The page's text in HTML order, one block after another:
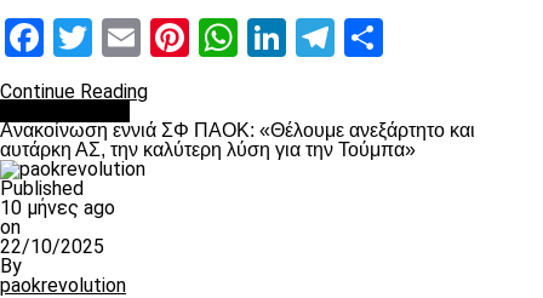
Facebook
Twitter
EmailPinterest
WhatsApp
LinkedIn
Telegram
Continue Reading
Ανακοίνωση εννιά ΣΦ ΠΑΟΚ: «Θέλουμε ανεξάρτητο και
αυτάρκη ΑΣ, την καλύτερη λύση για την Τούμπα»
Published
10 μήνες ago
on
22/10/2025
By
paokrevolution